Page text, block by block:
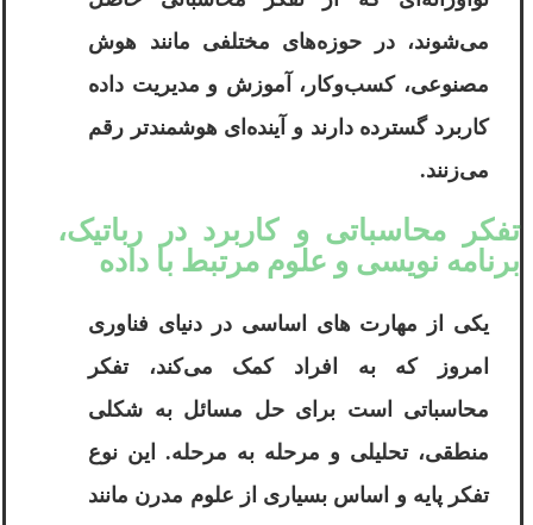
می‌شوند، در حوزه‌های مختلفی مانند هوش
مصنوعی، کسب‌وکار، آموزش و مدیریت داده
کاربرد گسترده دارند و آینده‌ای هوشمندتر رقم
می‌زنند.
تفکر محاسباتی و کاربرد در رباتیک،
برنامه ‌نویسی و علوم مرتبط با داده
یکی از مهارت ‌های اساسی در دنیای فناوری
امروز که به افراد کمک می‌کند، تفکر
محاسباتی است برای حل مسائل به شکلی
منطقی، تحلیلی و مرحله ‌به ‌مرحله. این نوع
تفکر پایه و اساس بسیاری از علوم مدرن مانند